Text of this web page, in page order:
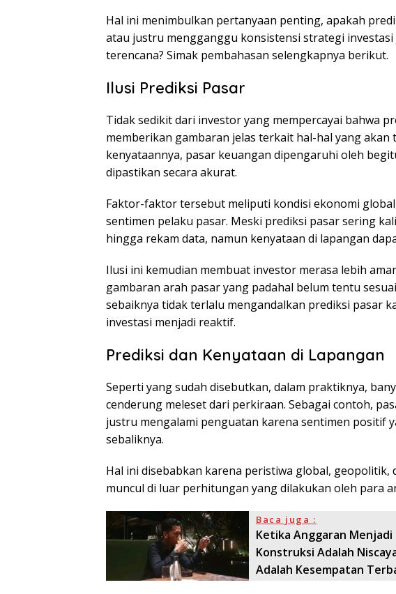
Hal ini menimbulkan pertanyaan penting, apakah
atau justru mengganggu konsistensi strategi
terencana? Simak pembahasan selengkapnya berikut.
Ilusi Prediksi Pasar
Tidak sedikit dari investor yang mempercayai bahwa
memberikan gambaran jelas terkait hal-hal yang akan
kenyataannya, pasar keuangan dipengaruhi oleh
dipastikan secara akurat.
Faktor-faktor tersebut meliputi kondisi ekonomi
sentimen pelaku pasar. Meski prediksi pasar sering
hingga rekam data, namun kenyataan di lapangan
Ilusi ini kemudian membuat investor merasa lebih
gambaran arah pasar yang padahal belum tentu
sebaiknya tidak terlalu mengandalkan prediksi pasar
investasi menjadi reaktif.
Prediksi dan Kenyataan di Lapangan
Seperti yang sudah disebutkan, dalam praktiknya,
cenderung meleset dari perkiraan. Sebagai contoh,
justru mengalami penguatan karena sentimen positif
sebaliknya.
Hal ini disebabkan karena peristiwa global,
muncul di luar perhitungan yang dilakukan oleh para
Baca juga :
Ketika Anggaran Menjadi
Konstruksi Adalah
Adalah Kesempatan